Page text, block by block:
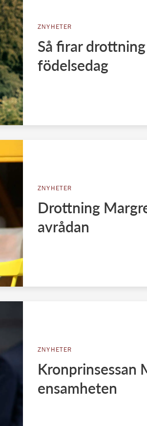
ZNYHETER
Så firar
födelsedag
ZNYHETER
Drottning
avrådan
ZNYHETER
Kronprinsessan
ensamheten